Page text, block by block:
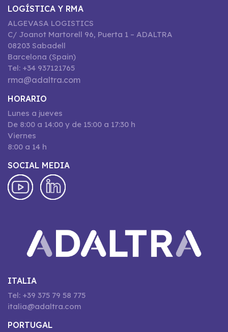
LOGÍSTICA Y RMA
ALGEVASA LOGISTICS
C/ Joanot Martorell 96, Puerta 1 – ADALTRA
08203 Sabadell
Barcelona (Spain)
Tel: +34 937121765
rma@adaltra.com
HORARIO
Lunes a jueves
De 8:00 a 14:00 y de 15:00 a 17:30 h
Viernes
8:00 a 14 h
SOCIAL MEDIA
ITALIA
Tel: +39 375 79 58 775
italia@adaltra.com
PORTUGAL